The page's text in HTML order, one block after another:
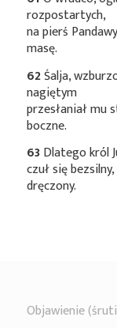
rozpostartych,
na pierś
masę.
62Śalja,
nagiętym
przesłaniał mu
boczne.
63Dlatego król
czuł się
dręczony.
Objawienie